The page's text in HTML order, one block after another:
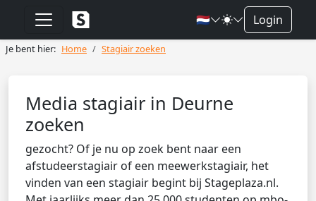
🇳🇱 Login
Je bent hier: Home Stagiair zoeken
Media stagiair in Deurne
zoeken
gezocht? Of je nu op zoek bent naar een
afstudeerstagiair of een meewerkstagiair, het
vinden van een stagiair begint bij Stageplaza.nl.